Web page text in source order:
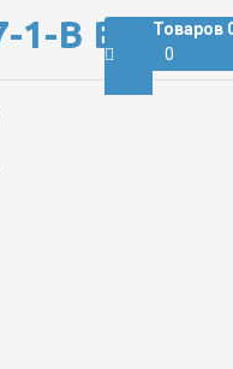
Товаров
0
1-В